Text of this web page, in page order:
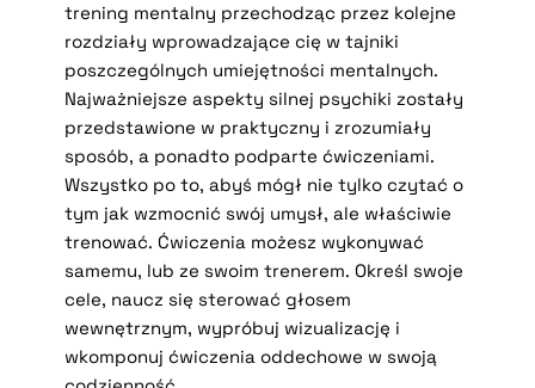
trening mentalny przechodząc przez kolejne
rozdziały wprowadzające cię w tajniki
poszczególnych umiejętności mentalnych.
Najważniejsze aspekty silnej psychiki zostały
przedstawione w praktyczny i zrozumiały
sposób, a ponadto podparte ćwiczeniami.
Wszystko po to, abyś mógł nie tylko czytać o
tym jak wzmocnić swój umysł, ale właściwie
trenować. Ćwiczenia możesz wykonywać
samemu, lub ze swoim trenerem. Określ swoje
cele, naucz się sterować głosem
wewnętrznym, wypróbuj wizualizację i
wkomponuj ćwiczenia oddechowe w swoją